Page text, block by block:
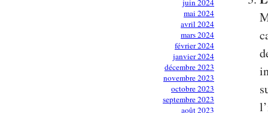
juin 2024
mai 2024
avril 2024
mars 2024
février 2024
janvier 2024
décembre 2023
novembre 2023
octobre 2023
septembre 2023
août 2023